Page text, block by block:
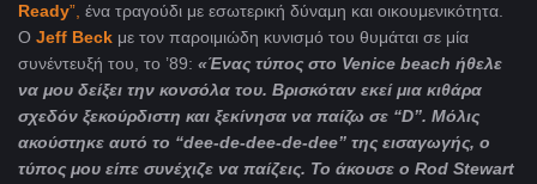
Ready”, ένα τραγούδι με εσωτερική δύναμη και οικουμενικότητα.
Ο Jeff Beck με τον παροιμιώδη κυνισμό του θυμάται σε μία
συνέντευξή του, το ’89: «Ένας τύπος στο Venice beach ήθελε
να μου δείξει την κονσόλα του. Βρισκόταν εκεί μια κιθάρα
σχεδόν ξεκούρδιστη και ξεκίνησα να παίζω σε “D”. Μόλις
ακούστηκε αυτό το “dee-de-dee-de-dee” της εισαγωγής, ο
τύπος μου είπε συνέχιζε να παίζεις. Το άκουσε ο Rod Stewart